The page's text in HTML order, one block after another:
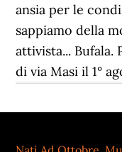
ansia per le
sappiamo della
attivista...
di via Masi il 1°